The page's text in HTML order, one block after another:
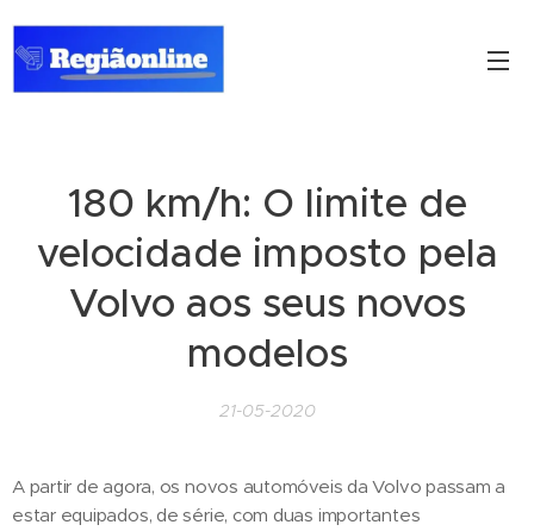
180 km/h: O limite de
velocidade imposto pela
Volvo aos seus novos
modelos
21-05-2020
A partir de agora, os novos automóveis da Volvo passam a
estar equipados, de série, com duas importantes